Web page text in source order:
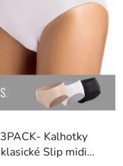
3PACK- Kalhotky
klasické Slip midi